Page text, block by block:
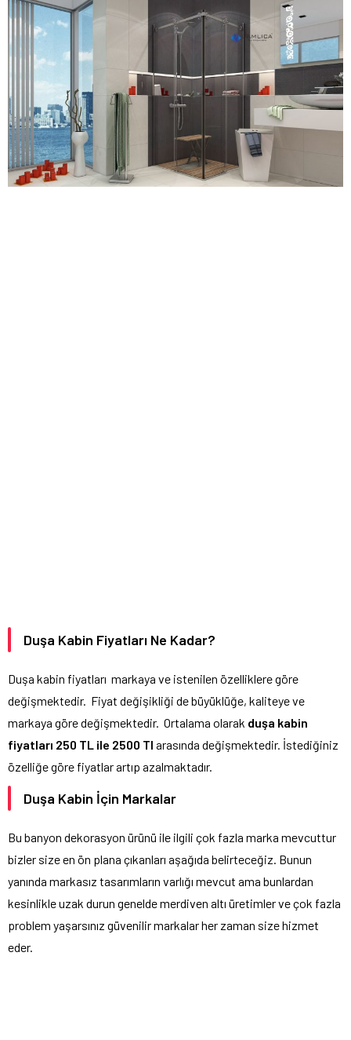
Duşa Kabin Fiyatları Ne Kadar?
Duşa kabin fiyatları markaya ve istenilen özelliklere göre
değişmektedir. Fiyat değişikliği de büyüklüğe, kaliteye ve
markaya göre değişmektedir. Ortalama olarak duşa kabin
fiyatları 250 TL ile 2500 Tl arasında değişmektedir. İstediğiniz
özelliğe göre fiyatlar artıp azalmaktadır.
Duşa Kabin İçin Markalar
Bu banyon dekorasyon ürünü ile ilgili çok fazla marka mevcuttur
bizler size en ön plana çıkanları aşağıda belirteceğiz. Bunun
yanında markasız tasarımların varlığı mevcut ama bunlardan
kesinlikle uzak durun genelde merdiven altı üretimler ve çok fazla
problem yaşarsınız güvenilir markalar her zaman size hizmet
eder.